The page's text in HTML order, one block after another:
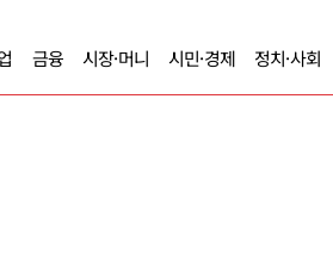
금융 시장·머니 시민·경제 정치·사회